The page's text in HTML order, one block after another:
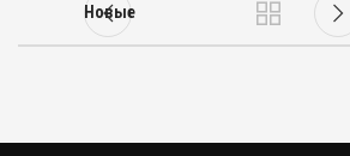
Новые